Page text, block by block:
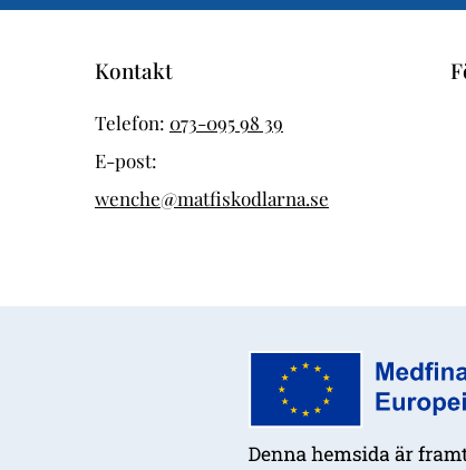
Kontakt
Telefon: 073-095 98 39
E-post:
wenche@matfiskodlarna.se